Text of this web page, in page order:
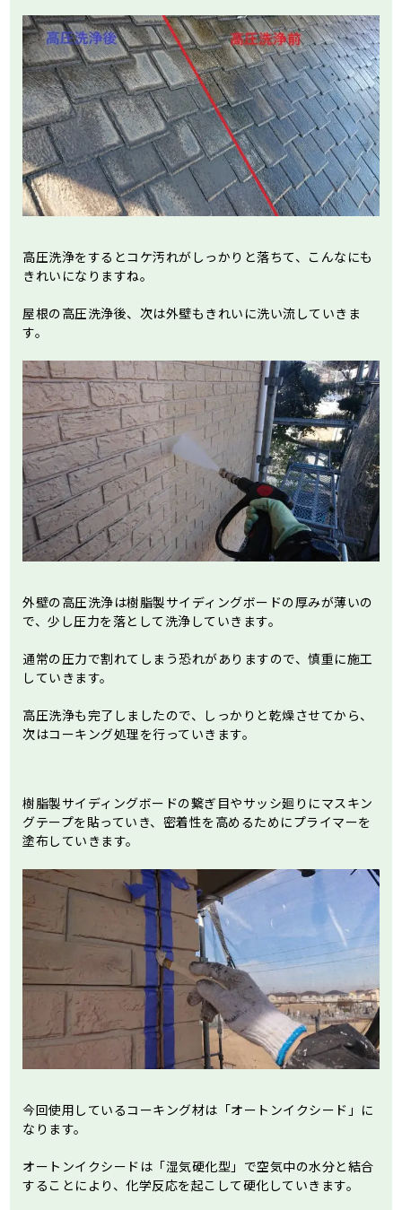
高圧洗浄をするとコケ汚れがしっかりと落ちて、こんなにも
きれいになりますね。
屋根の高圧洗浄後、次は外壁もきれいに洗い流していきま
す。
外壁の高圧洗浄は樹脂製サイディングボードの厚みが薄いの
で、少し圧力を落として洗浄していきます。
通常の圧力で割れてしまう恐れがありますので、慎重に施工
していきます。
高圧洗浄も完了しましたので、しっかりと乾燥させてから、
次はコーキング処理を行っていきます。
樹脂製サイディングボードの繋ぎ目やサッシ廻りにマスキン
グテープを貼っていき、密着性を高めるためにプライマーを
塗布していきます。
今回使用しているコーキング材は「オートンイクシード」に
なります。
オートンイクシードは「湿気硬化型」で空気中の水分と結合
することにより、化学反応を起こして硬化していきます。